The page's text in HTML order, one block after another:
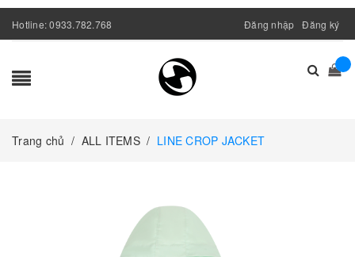
Hotline:0933.782.768 Đăng nhập Đăng ký
Trang chủ / ALL ITEMS / LINE CROP JACKET